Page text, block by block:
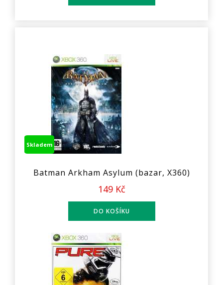
Skladem
Batman Arkham Asylum (bazar, X360)
149 Kč